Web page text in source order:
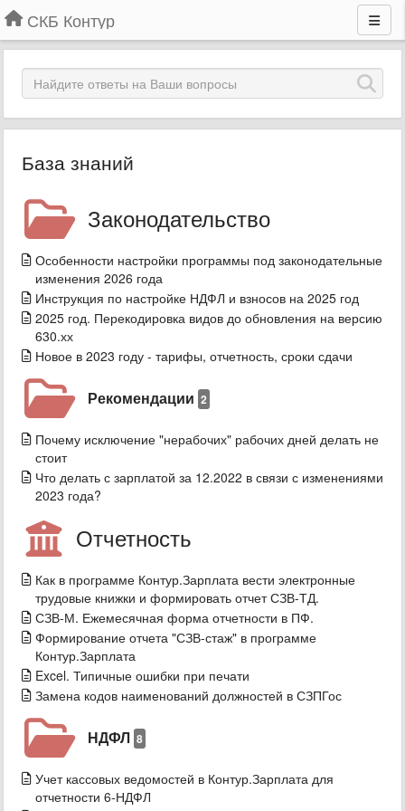
СКБ Контур
База знаний
Законодательство
Особенности настройки программы под законодательные
изменения 2026 года
Инструкция по настройке НДФЛ и взносов на 2025 год
2025 год. Перекодировка видов до обновления на версию
630.хх
Новое в 2023 году - тарифы, отчетность, сроки сдачи
Рекомендации 2
Почему исключение "нерабочих" рабочих дней делать не
стоит
Что делать с зарплатой за 12.2022 в связи с изменениями
2023 года?
Отчетность
Как в программе Контур.Зарплата вести электронные
трудовые книжки и формировать отчет СЗВ-ТД.
СЗВ-М. Ежемесячная форма отчетности в ПФ.
Формирование отчета "СЗВ-стаж" в программе
Контур.Зарплата
Excel. Типичные ошибки при печати
Замена кодов наименований должностей в СЗПГос
НДФЛ 8
Учет кассовых ведомостей в Контур.Зарплата для
отчетности 6-НДФЛ